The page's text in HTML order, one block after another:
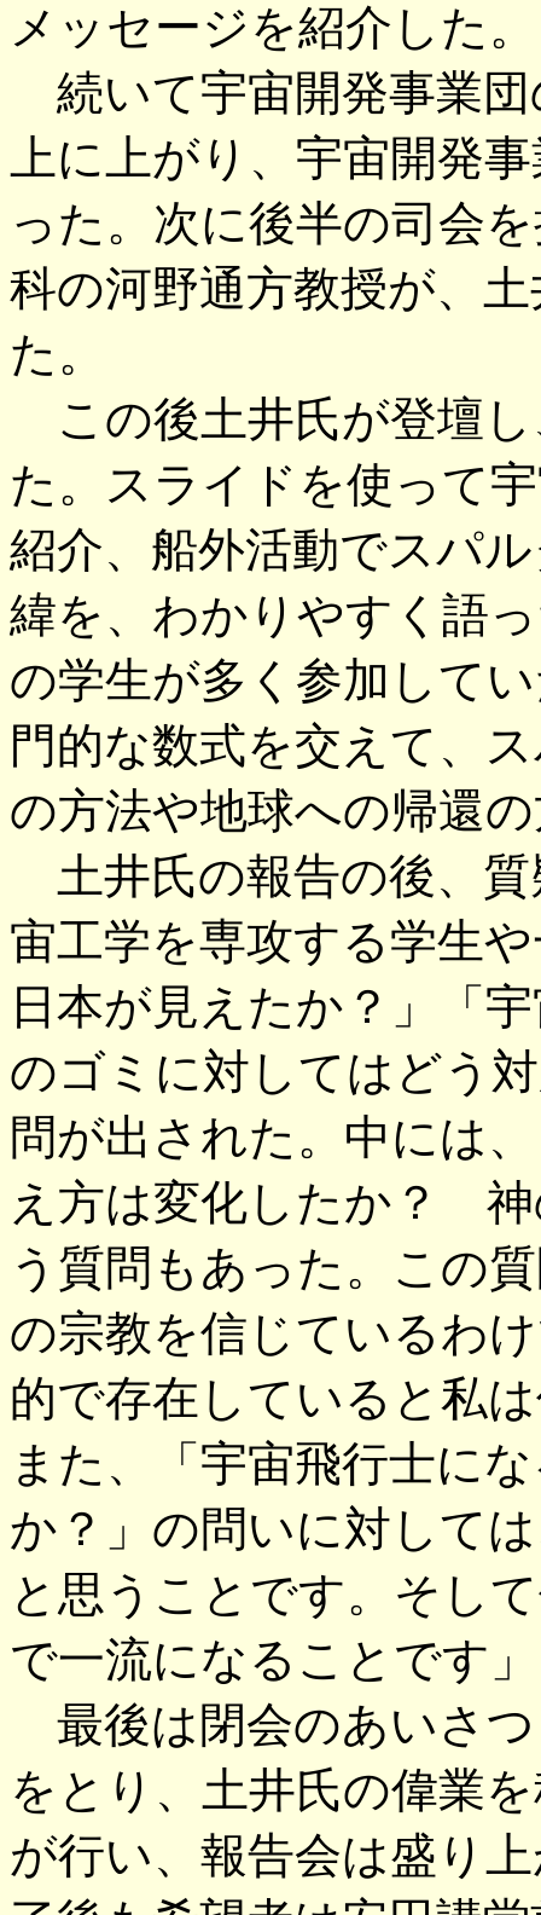
メッセージを紹介した。
続いて宇宙開発事業団
上に上がり、宇宙開発
った。次に後半の司会
科の河野通方教授が、
た。
この後土井氏が登壇
た。スライドを使って
紹介、船外活動でスパ
緯を、わかりやすく語
の学生が多く参加して
門的な数式を交えて、
の方法や地球への帰還
土井氏の報告の後、
宙工学を専攻する学生
日本が見えたか？」「
のゴミに対してはどう
問が出された。中には
え方は変化したか？
う質問もあった。この
の宗教を信じているわ
的で存在していると私
また、「宇宙飛行士に
か？」の問いに対して
と思うことです。そし
で一流になることです
最後は閉会のあいさ
をとり、土井氏の偉業
が行い、報告会は盛り